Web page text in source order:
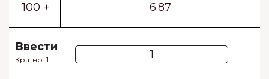
100 +
6.87
Ввести
Кратно: 1